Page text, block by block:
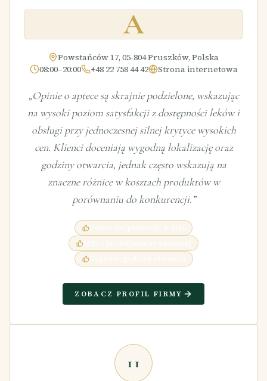
A
Powstańców 17, 05-804 Pruszków, Polska
08:00–20:00
+48 22 758 44 42 Strona internetowa
„Opinie o aptece są skrajnie podzielone, wskazując
na wysoki poziom satysfakcji z dostępności leków i
obsługi przy jednoczesnej silnej krytyce wysokich
cen. Klienci doceniają wygodną lokalizację oraz
godziny otwarcia, jednak często wskazują na
znaczne różnice w kosztach produktów w
porównaniu do konkurencji.”
Dogodne godziny otwarcia
ZOBACZ PROFIL FIRMY
11